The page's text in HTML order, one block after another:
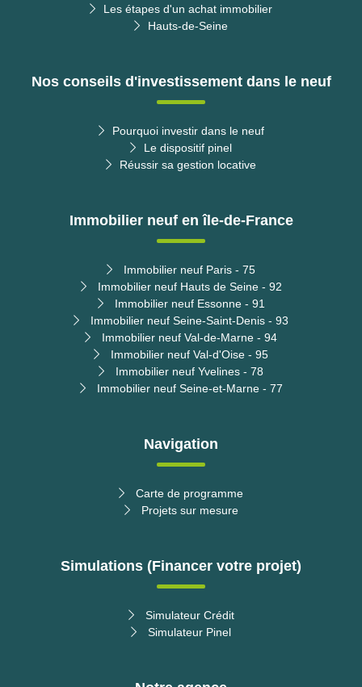
Les étapes d'un achat immobilier
Hauts-de-Seine
Nos conseils d'investissement dans le neuf
Pourquoi investir dans le neuf
Le dispositif pinel
Réussir sa gestion locative
Immobilier neuf en île-de-France
Immobilier neuf Paris - 75
Immobilier neuf Hauts de Seine - 92
Immobilier neuf Essonne - 91
Immobilier neuf Seine-Saint-Denis - 93
Immobilier neuf Val-de-Marne - 94
Immobilier neuf Val-d'Oise - 95
Immobilier neuf Yvelines - 78
Immobilier neuf Seine-et-Marne - 77
Navigation
Carte de programme
Projets sur mesure
Simulations (Financer votre projet)
Simulateur Crédit
Simulateur Pinel